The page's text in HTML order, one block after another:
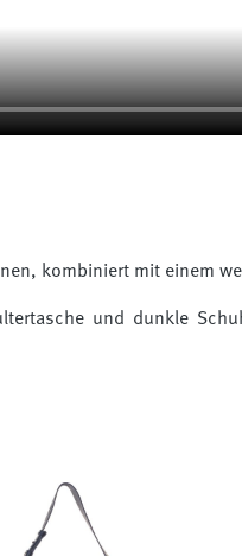
kombiniert mit einem
und dunkle